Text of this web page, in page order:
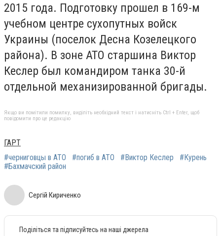
2015 года. Подготовку прошел в 169-м
учебном центре сухопутных войск
Украины (поселок Десна Козелецкого
района). В зоне АТО старшина Виктор
Кеслер был командиром танка 30-й
отдельной механизированной бригады.
Якщо ви помітили помилку, виділіть необхідний текст і натисніть Ctrl + Enter, щоб
повідомити про це редакцію
ГАРТ
#черниговцы в АТО
#погиб в АТО #Виктор Кеслер
#Курень
#Бахмачский район
Сергій Кириченко
Поділіться та підписуйтесь на наші джерела